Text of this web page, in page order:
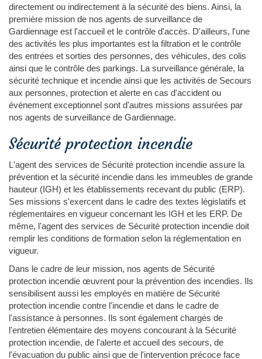
directement ou indirectement à la sécurité des biens. Ainsi, la
première mission de nos agents de surveillance de
Gardiennage est l'accueil et le contrôle d'accès. D'ailleurs, l'une
des activités les plus importantes est la filtration et le contrôle
des entrées et sorties des personnes, des véhicules, des colis
ainsi que le contrôle des parkings. La surveillance générale, la
sécurité technique et incendie ainsi que les activités de Secours
aux personnes, protection et alerte en cas d'accident ou
événement exceptionnel sont d'autres missions assurées par
nos agents de surveillance de Gardiennage.
Sécurité protection incendie
L'agent des services de Sécurité protection incendie assure la
prévention et la sécurité incendie dans les immeubles de grande
hauteur (IGH) et les établissements recevant du public (ERP).
Ses missions s'exercent dans le cadre des textes législatifs et
réglementaires en vigueur concernant les IGH et les ERP. De
même, l'agent des services de Sécurité protection incendie doit
remplir les conditions de formation selon la réglementation en
vigueur.
Dans le cadre de leur mission, nos agents de Sécurité
protection incendie œuvrent pour la prévention des incendies. Ils
sensibilisent aussi les employés en matière de Sécurité
protection incendie contre l'incendie et dans le cadre de
l'assistance à personnes. Ils sont également chargés de
l'entretien élémentaire des moyens concourant à la Sécurité
protection incendie, de l'alerte et accueil des secours, de
l'évacuation du public ainsi que de l'intervention précoce face